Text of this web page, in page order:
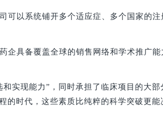
可以系统铺开多个适应症、多个国家的
企具备覆盖全球的销售网络和学术推广
实现能力”，同时承担了临床项目的大
的时代，这些素质比纯粹的科学突破更能